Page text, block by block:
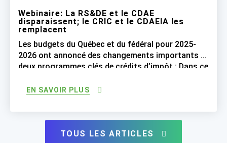
Webinaire: La RS&DE et le CDAE
disparaissent; le CRIC et le CDAEIA les
remplacent
Les budgets du Québec et du fédéral pour 2025-
2026 ont annoncé des changements importants à
deux programmes clés de crédits d’impôt : Dans ce
mesures fiscales introduites et leurs
Crédit recherche, innovation et commercialisation
CDAEIA : Crédit au développement des […]
EN SAVOIR PLUS
TOUS LES ARTICLES